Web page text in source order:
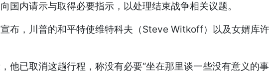
国内请示与取得必要指示，以处理结束战争相关议题。
布，川普的和平特使维特科夫（Steve Witkoff）以及女婿库
他已取消这趟行程，称没有必要“坐在那里谈一些没有意义的